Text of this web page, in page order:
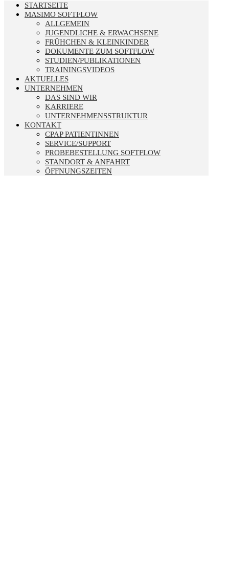
STARTSEITE
MASIMO SOFTFLOW
ALLGEMEIN
JUGENDLICHE & ERWACHSENE
FRÜHCHEN & KLEINKINDER
DOKUMENTE ZUM SOFTFLOW
STUDIEN/PUBLIKATIONEN
TRAININGSVIDEOS
AKTUELLES
UNTERNEHMEN
DAS SIND WIR
KARRIERE
UNTERNEHMENSSTRUKTUR
KONTAKT
CPAP PATIENTINNEN
SERVICE/SUPPORT
PROBEBESTELLUNG SOFTFLOW
STANDORT & ANFAHRT
ÖFFNUNGSZEITEN